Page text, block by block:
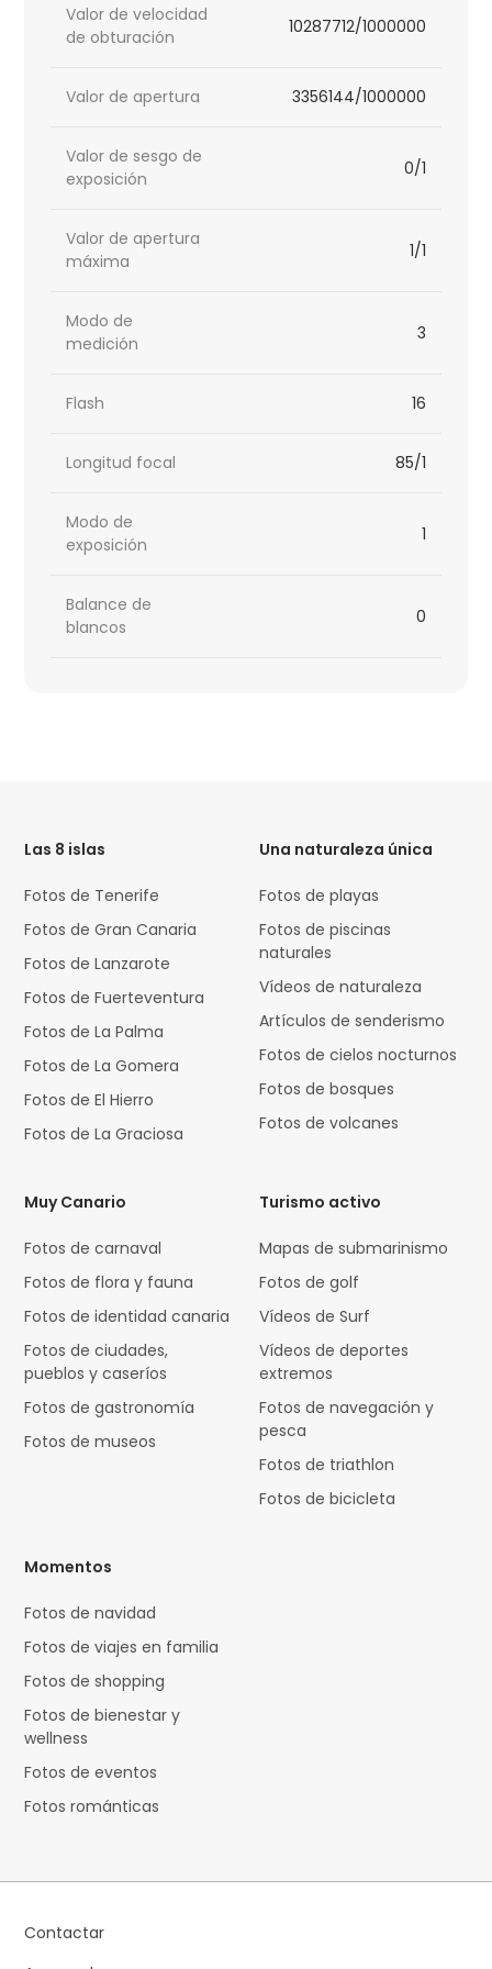
Valor de velocidad
de obturación
10287712/1000000
Valor de apertura 3356144/1000000
Valor de sesgo de
exposición
0/1
Valor de apertura
máxima
1/1
Modo de
medición
3
Flash 16
Longitud focal 85/1
Modo de
exposición
1
Balance de
blancos
0
Las 8 islas
Fotos de Tenerife
Fotos de Gran Canaria
Fotos de Lanzarote
Fotos de Fuerteventura
Fotos de La Palma
Fotos de La Gomera
Fotos de El Hierro
Fotos de La Graciosa
Una naturaleza única
Fotos de playas
Fotos de piscinas
naturales
Vídeos de naturaleza
Artículos de senderismo
Fotos de cielos nocturnos
Fotos de bosques
Fotos de volcanes
Muy Canario
Fotos de carnaval
Fotos de flora y fauna
Fotos de identidad canaria
Fotos de ciudades,
pueblos y caseríos
Fotos de gastronomía
Fotos de museos
Turismo activo
Mapas de submarinismo
Fotos de golf
Vídeos de Surf
Vídeos de deportes
extremos
Fotos de navegación y
pesca
Fotos de triathlon
Fotos de bicicleta
Momentos
Fotos de navidad
Fotos de viajes en familia
Fotos de shopping
Fotos de bienestar y
wellness
Fotos de eventos
Fotos románticas
Contactar